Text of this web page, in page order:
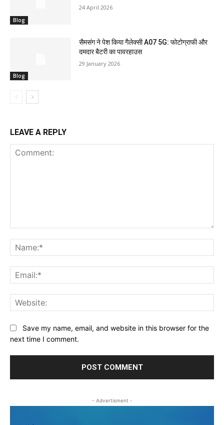
Blog
24 April 2026
Blog
सैमसंग ने पेश किया गैलेक्सी A07 5G: फोटोग्राफी और
दमदार बैटरी का पावरहाउस
29 January 2026
LEAVE A REPLY
Save my name, email, and website in this browser for the
next time I comment.
- Advertisment -